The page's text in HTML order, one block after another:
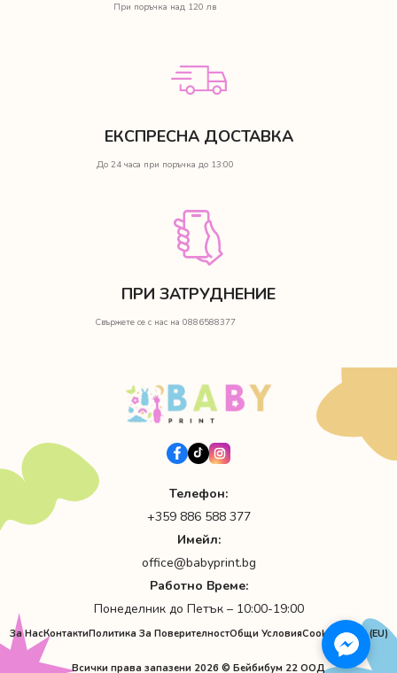
При поръчка над 120 лв
ЕКСПРЕСНА ДОСТАВКА
До 24 часа при поръчка до 13:00
ПРИ ЗАТРУДНЕНИЕ
Свържете се с нас на 0886588377
Телефон:
+359 886 588 377
Имейл:
office@babyprint.bg
Работно Време:
Понеделник до Петък – 10:00-19:00
За НасКонтактиПолитика За ПоверителностОбщи УсловияCookie Policy (EU)
Всички права запазени 2026 © Бейбибум 22 ООД